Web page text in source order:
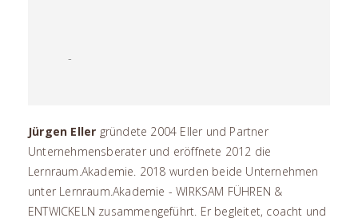
Jürgen Eller gründete 2004 Eller und Partner
Unternehmensberater und eröffnete 2012 die
Lernraum.Akademie. 2018 wurden beide Unternehmen
unter Lernraum.Akademie - WIRKSAM FÜHREN &
ENTWICKELN zusammengeführt. Er begleitet, coacht und